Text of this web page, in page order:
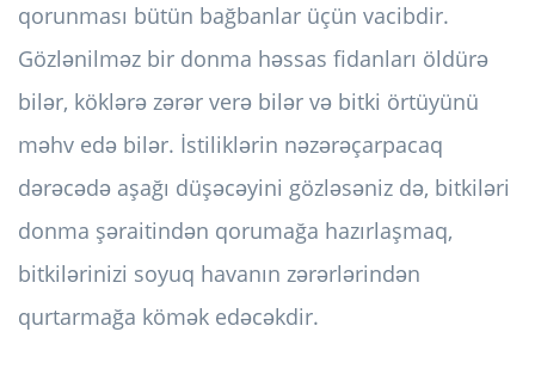
qorunması bütün bağbanlar üçün vacibdir.
Gözlənilməz bir donma həssas fidanları öldürə
bilər, köklərə zərər verə bilər və bitki örtüyünü
məhv edə bilər. İstiliklərin nəzərəçarpacaq
dərəcədə aşağı düşəcəyini gözləsəniz də, bitkiləri
donma şəraitindən qorumağa hazırlaşmaq,
bitkilərinizi soyuq havanın zərərlərindən
qurtarmağa kömək edəcəkdir.